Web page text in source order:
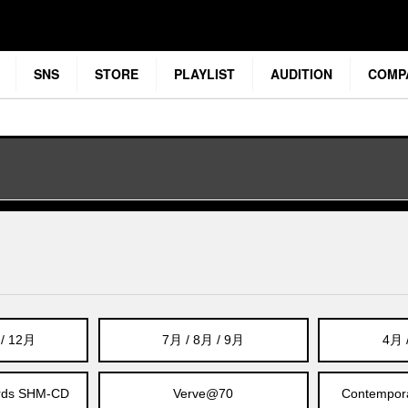
SNS STORE PLAYLIST AUDITION
12月 7月 / 8月 / 9月 4月
SHM-CD Verve@70